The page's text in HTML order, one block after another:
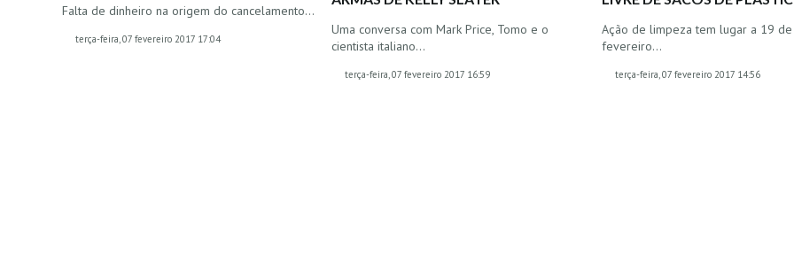
Falta de dinheiro na origem do cancelamento…
terça-feira, 07 fevereiro 2017 17:04
Uma conversa com Mark Price, Tomo e o
cientista italiano…
terça-feira, 07 fevereiro 2017 16:59
Ação de limpeza tem lugar a 19 de
fevereiro…
terça-feira, 07 fevereiro 2017 14:56